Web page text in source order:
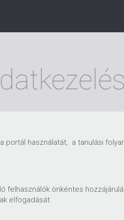
portál használatát, a tanulási
felhasználók önkéntes
elfogadását.